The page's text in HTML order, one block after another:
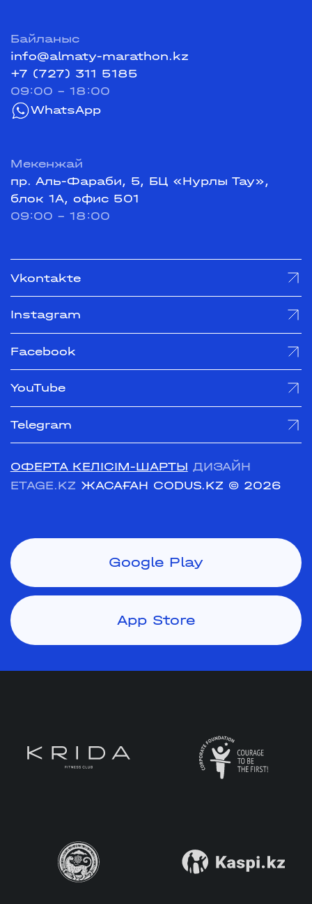
Байланыс
info@almaty-marathon.kz
+7 (727) 311 5185
09:00 - 18:00
WhatsApp
Мекенжай
пр. Аль-Фараби, 5, БЦ «Нурлы Тау»,
блок 1А, офис 501
09:00 - 18:00
Vkontakte
Instagram
Facebook
YouTube
Telegram
ОФЕРТА КЕЛІСІМ-ШАРТЫ ДИЗАЙН
ETAGE.KZ ЖАСАҒАН CODUS.KZ © 2026
Google Play
App Store